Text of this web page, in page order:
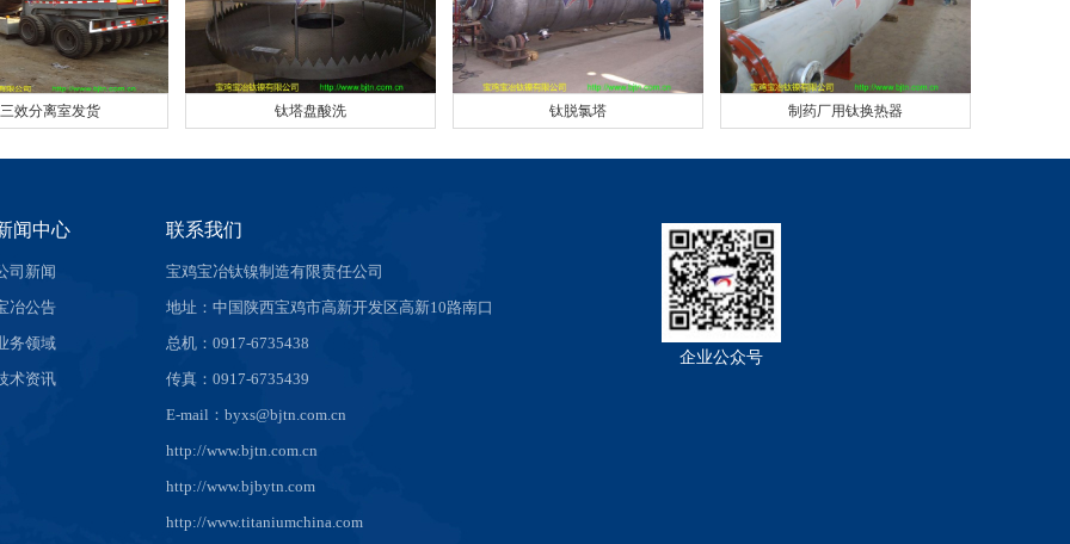
效分离室发货 钛塔盘酸洗 钛脱氯塔 制药厂用钛换热器
闻中心
司新闻
冶公告
务领域
术资讯
联系我们
宝鸡宝冶钛镍制造有限责任公司
地址：中国陕西宝鸡市高新开发区高新10路南口
总机：0917-6735438
传真：0917-6735439
E-mail：byxs@bjtn.com.cn
http://www.bjtn.com.cn
http://www.bjbytn.com
http://www.titaniumchina.com
企业公众号